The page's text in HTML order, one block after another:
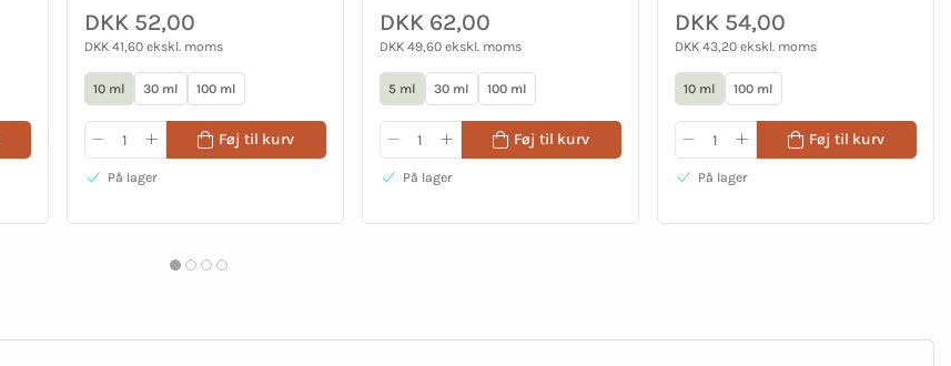
DKK 52,00
DKK 41,60 ekskl. moms
10 ml 30 ml 100 ml
Føj til kurv
På lager
DKK 62,00
DKK 49,60 ekskl. moms
5 ml 30 ml 100 ml
Føj til kurv
På lager
DKK 54,00
DKK 43,20 ekskl. moms
10 ml 100 ml
Føj til kurv
På lager